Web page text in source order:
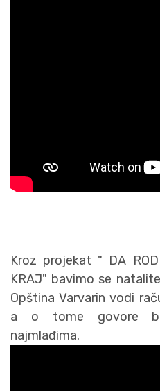
Kroz projekat " DA
KRAJ" bavimo se
Opština Varvarin vodi
a o tome govore
najmlađima.